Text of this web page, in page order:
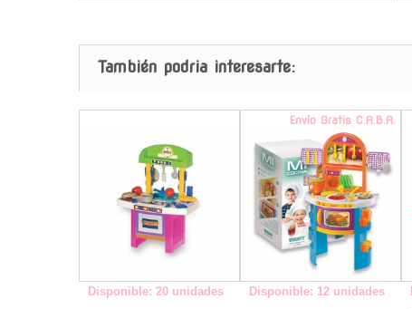
También podria interesarte:
Disponible: 20 unidades
Envío Gratis C.A.B.A.
Disponible: 12 unidades